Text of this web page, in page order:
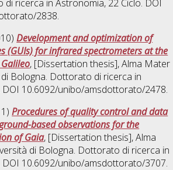
di ricerca inAstronomia, 22 Ciclo. DOI
2838.
Development and optimization of
(GUIs) for infrared spectrometers at the
, [Dissertation thesis], Alma Mater
Bologna. Dottorato di ricerca in
DOI 10.6092/unibo/amsdottorato/2478.
Procedures of quality control and data
based observations for the
of Gaia, [Dissertation thesis], Alma
di Bologna. Dottorato di ricerca in
DOI 10.6092/unibo/amsdottorato/3707.